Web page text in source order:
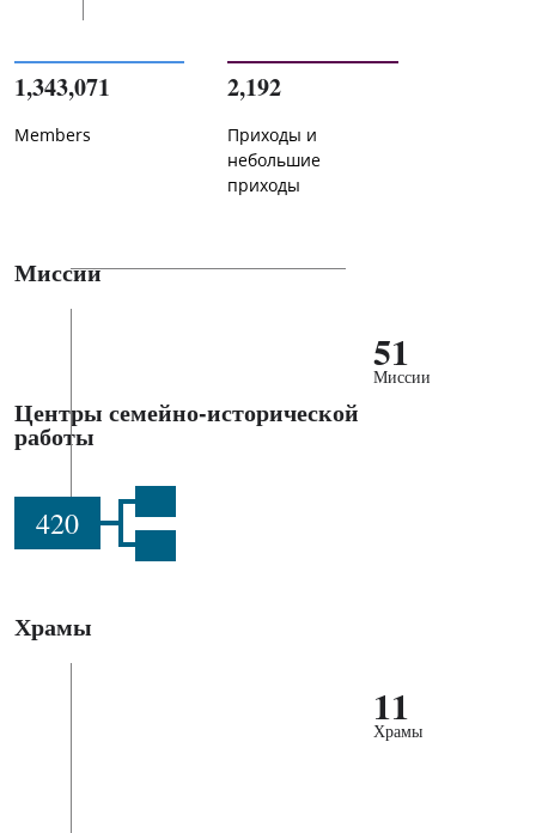
1,343,071
Members
2,192
Приходы и
небольшие
приходы
Миссии
51
Миссии
Центры семейно-исторической
работы
420
Храмы
11
Храмы